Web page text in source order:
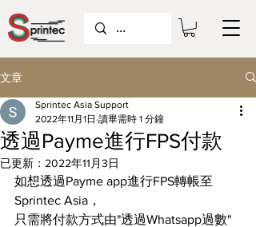
文章
透過Payme進行FPS付款
Sprintec Asia Support
2022年11月1日 讀畢需時 1 分鐘
已更新： 2022年11月3日
如想透過Payme app進行FPS轉帳至
Sprintec Asia，
只需將付款方式由"透過Whatsapp過數"